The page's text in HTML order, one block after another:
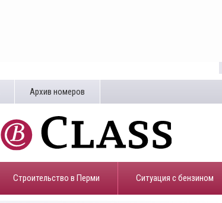
Архив номеров
Строительство в Перми ​Ситуация с бензином